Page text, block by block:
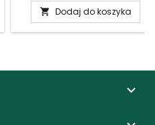
 Dodaj do koszyka
